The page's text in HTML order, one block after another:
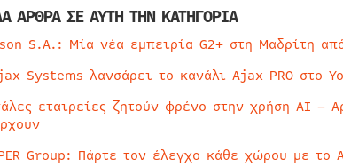
ΑΡΘΡΑ ΣΕ ΑΥΤΗ ΤΗΝ ΚΑΤΗΓΟΡΙΑ
S.A.: Μία νέα εμπειρία G2+ στη Μαδρίτη
Systems λανσάρει το κανάλι Ajax PRO στο
εταιρείες ζητούν φρένο στην χρήση AI –
Group: Πάρτε τον έλεγχο κάθε χώρου με